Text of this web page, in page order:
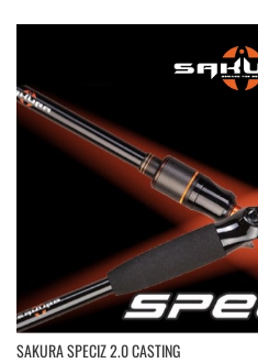
SAKURA SPECIZ 2.0 CASTING